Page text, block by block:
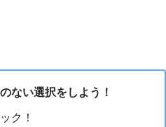
ない選択をしよう！
ク！